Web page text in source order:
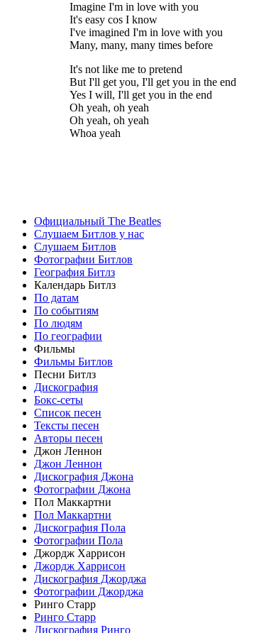
Imagine I'm in love with you
It's easy cos I know
I've imagined I'm in love with you
Many, many, many times before
It's not like me to pretend
But I'll get you, I'll get you in the end
Yes I will, I'll get you in the end
Oh yeah, oh yeah
Oh yeah, oh yeah
Whoa yeah
Официальный The Beatles
Слушаем Битлов у нас
Слушаем Битлов
Фотографии Битлов
География Битлз
Календарь Битлз
По датам
По событиям
По людям
По географии
Фильмы
Фильмы Битлов
Песни Битлз
Дискография
Бокс-сеты
Список песен
Тексты песен
Авторы песен
Джон Леннон
Джон Леннон
Дискография Джона
Фотографии Джона
Пол Маккартни
Пол Маккартни
Дискография Пола
Фотографии Пола
Джордж Харрисон
Джордж Харрисон
Дискография Джорджа
Фотографии Джорджа
Ринго Старр
Ринго Старр
Дискография Ринго